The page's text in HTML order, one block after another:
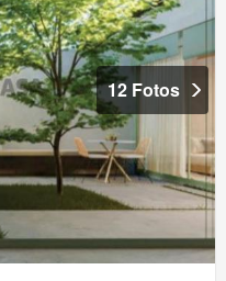
12 Fotos